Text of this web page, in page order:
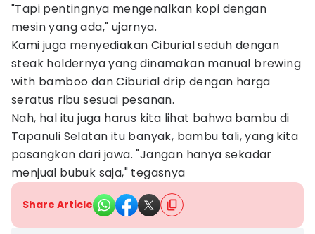
"Tapi pentingnya mengenalkan kopi dengan
mesin yang ada," ujarnya.
Kami juga menyediakan Ciburial seduh dengan
steak holdernya yang dinamakan manual brewing
with bamboo dan Ciburial drip dengan harga
seratus ribu sesuai pesanan.
Nah, hal itu juga harus kita lihat bahwa bambu di
Tapanuli Selatan itu banyak, bambu tali, yang kita
pasangkan dari jawa. "Jangan hanya sekadar
menjual bubuk saja," tegasnya
Share Article